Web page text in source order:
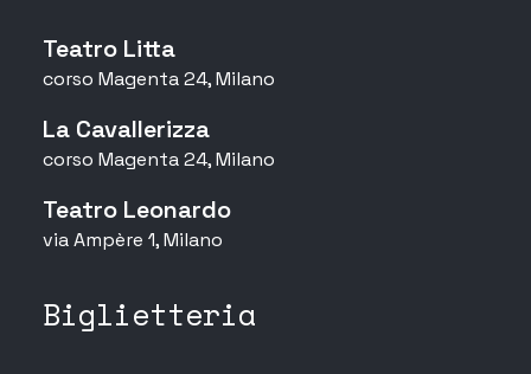
Teatro Litta
corso Magenta 24, Milano
La Cavallerizza
corso Magenta 24, Milano
Teatro Leonardo
via Ampère 1, Milano
Biglietteria